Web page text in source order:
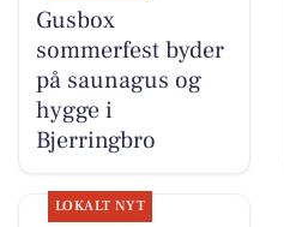
Gusbox
sommerfest byder
på saunagus og
hygge i
Bjerringbro
LOKALT NYT